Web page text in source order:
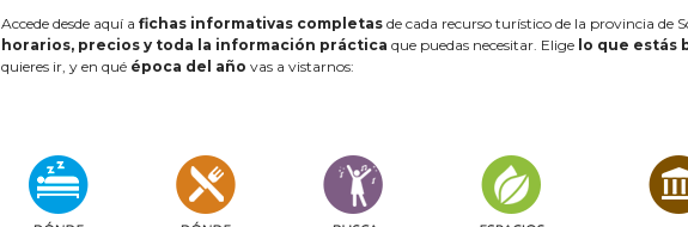
Accede desde aquí a fichas informativas completas de cada recurso turístico de la provincia de
horarios, precios y toda la información práctica que puedas necesitar. Elige lo que estás
quieres ir, y en qué época del año vas a vistarnos: